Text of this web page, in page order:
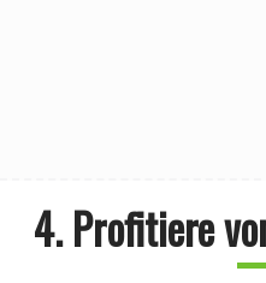
4. Profitiere